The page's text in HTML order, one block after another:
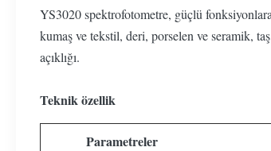
YS3020 spektrofotometre, güçlü
kumaş ve tekstil, deri, porselen ve seramik,
açıklığı.
Teknik özellik
Parametreler